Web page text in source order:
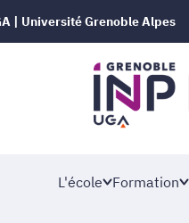
| Université Grenoble Alpes
L'école Formation